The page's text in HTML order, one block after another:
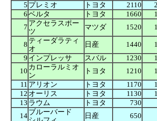
5 プレミオ トヨタ 2110
6ベルタ トヨタ 1660
7 アクセラスポー
ツ
マツダ 1520
8 ティーダラティ
オ
日産 1440
9 インプレッサ スバル 1230
10 カローラルミオ
ン
トヨタ 1210
11 アリオン トヨタ 1170
12 オーリス トヨタ 1130
13 ラウム トヨタ 730
14 ブルーバード
日産 650